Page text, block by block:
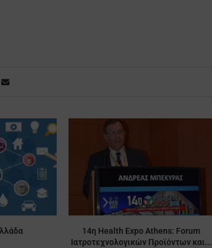
14η Health Expo Athens: Forum
Ιατροτεχνολογικών Προϊόντων και...